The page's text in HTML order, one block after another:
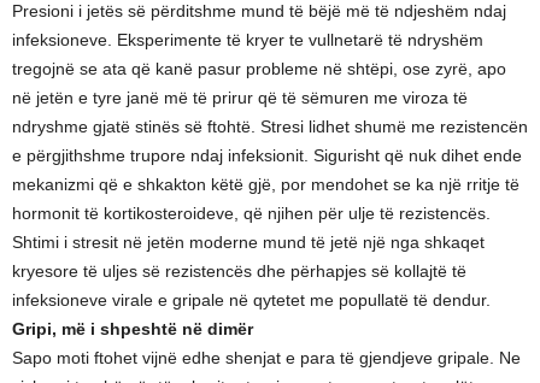
Presioni i jetës së përditshme mund të bëjë më të ndjeshëm ndaj
infeksioneve. Eksperimente të kryer te vullnetarë të ndryshëm
tregojnë se ata që kanë pasur probleme në shtëpi, ose zyrë, apo
në jetën e tyre janë më të prirur që të sëmuren me viroza të
ndryshme gjatë stinës së ftohtë. Stresi lidhet shumë me rezistencën
e përgjithshme trupore ndaj infeksionit. Sigurisht që nuk dihet ende
mekanizmi që e shkakton këtë gjë, por mendohet se ka një rritje të
hormonit të kortikosteroideve, që njihen për ulje të rezistencës.
Shtimi i stresit në jetën moderne mund të jetë një nga shkaqet
kryesore të uljes së rezistencës dhe përhapjes së kollajtë të
infeksioneve virale e gripale në qytetet me popullatë të dendur.
Gripi, më i shpeshtë në dimër
Sapo moti ftohet vijnë edhe shenjat e para të gjendjeve gripale. Ne